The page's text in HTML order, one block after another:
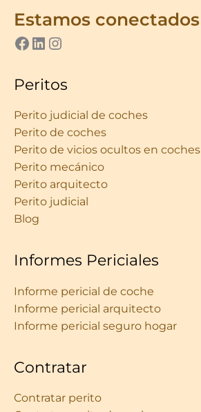
Estamos conectados
ver perfil de we do it en facebook
LinkedIn
Instagram
Peritos
Perito judicial de coches
Perito de coches
Perito de vicios ocultos en coches
Perito mecánico
Perito arquitecto
Perito judicial
Blog
Informes Periciales
Informe pericial de coche
Informe pericial arquitecto
Informe pericial seguro hogar
Contratar
Contratar perito